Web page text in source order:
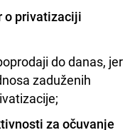
o privatizaciji
do danas, jer
zaduženih
za očuvanje